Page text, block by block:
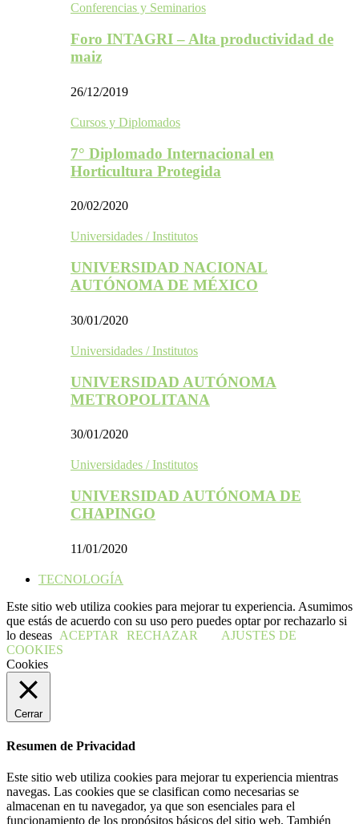
Conferencias y Seminarios
Foro INTAGRI – Alta productividad de
maiz
26/12/2019
Cursos y Diplomados
7° Diplomado Internacional en
Horticultura Protegida
20/02/2020
Universidades / Institutos
UNIVERSIDAD NACIONAL
AUTÓNOMA DE MÉXICO
30/01/2020
Universidades / Institutos
UNIVERSIDAD AUTÓNOMA
METROPOLITANA
30/01/2020
Universidades / Institutos
UNIVERSIDAD AUTÓNOMA DE
CHAPINGO
11/01/2020
TECNOLOGÍA
Este sitio web utiliza cookies para mejorar tu experiencia. Asumimos
que estás de acuerdo con su uso pero puedes optar por rechazarlo si
lo deseas ACEPTAR RECHAZAR
AJUSTES DE
COOKIES
Cookies
Cerrar
Resumen de Privacidad
Este sitio web utiliza cookies para mejorar tu experiencia mientras
navegas. Las cookies que se clasifican como necesarias se
almacenan en tu navegador, ya que son esenciales para el
funcionamiento de los propósitos básicos del sitio web. También